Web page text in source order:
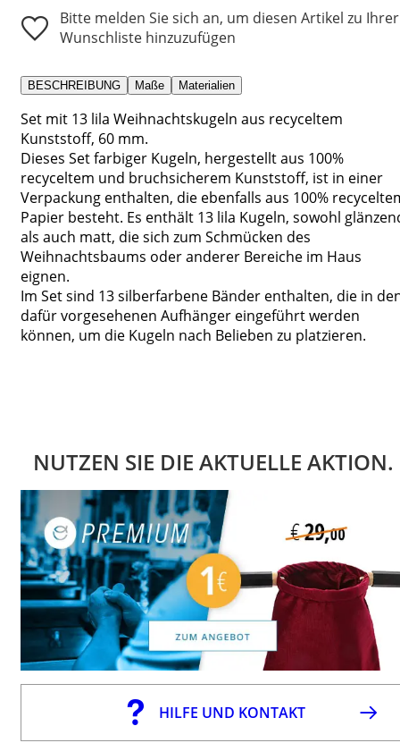
Bitte melden Sie sich an, um diesen Artikel zu Ihrer
Wunschliste hinzuzufügen
BESCHREIBUNG Maße Materialien
Set mit 13 lila Weihnachtskugeln aus recyceltem
Kunststoff, 60 mm.
Dieses Set farbiger Kugeln, hergestellt aus 100%
recyceltem und bruchsicherem Kunststoff, ist in einer
Verpackung enthalten, die ebenfalls aus 100%
Papier besteht. Es enthält 13 lila Kugeln, sowohl
als auch matt, die sich zum Schmücken des
Weihnachtsbaums oder anderer Bereiche im Haus
eignen.
Im Set sind 13 silberfarbene Bänder enthalten, die in
dafür vorgesehenen Aufhänger eingeführt werden
können, um die Kugeln nach Belieben zu platzieren.
NUTZEN SIE DIE AKTUELLE AKTION.
HILFE UND KONTAKT